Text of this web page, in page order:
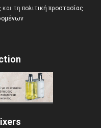
και τη πολιτική προστασίας